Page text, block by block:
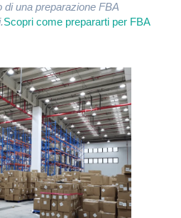
una preparazione FBA
Scopri come prepararti per FBA